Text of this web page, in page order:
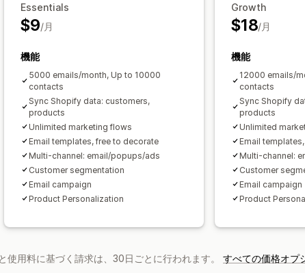
インポートとエクスポート
トリガーとルール オートメ
Essentials
$9/月
機能
5000 emails/month, Up to 10000
contacts
Sync Shopify data: customers,
products
Unlimited marketing flows
Email templates, free to decorate
Multi-channel: email/popups/ads
Customer segmentation
Email campaign
Product Personalization
Growth
$18/月
機能
12000 emails/
contacts
Sync Shopify
products
Unlimited
Email
Multi-channel:
Customer
Email campaign
Product
用料に基づく請求は、30日ごとに行われます。 すべての価格オプ